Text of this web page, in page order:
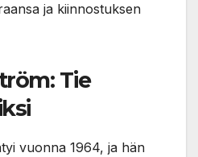
ja kiinnostuksen
Tie
vuonna 1964, ja hän